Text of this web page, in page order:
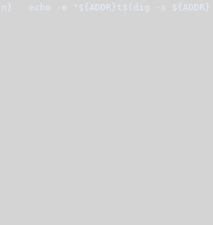
echo -e "${ADDR}t$(dig -x ${ADDR}